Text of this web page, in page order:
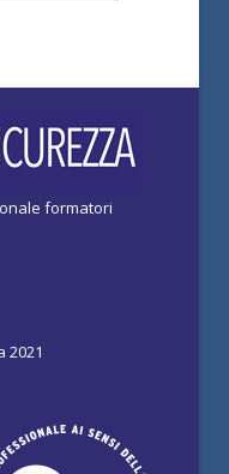
formatori
2021